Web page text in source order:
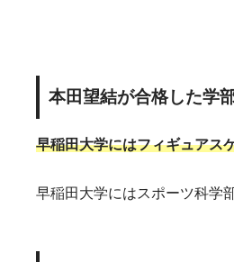
本田望結が合格した学
早稲田大学にはフィギュアス
早稲田大学にはスポーツ科学